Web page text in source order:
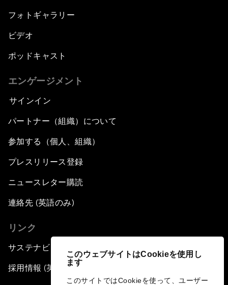
このウェブサイトはCookieを使用し
ます
このサイトではCookieを使って、ユーザー
フォトギャラリー
ビデオ
ポッドキャスト
エンゲージメント
サインイン
パートナー（組織）について
参加する（個人、組織）
プレスリリース登録
ニュースレター購読
連絡先 (英語のみ)
リンク
サステナビリティへの取り組み
採用情報 (英語のみ)